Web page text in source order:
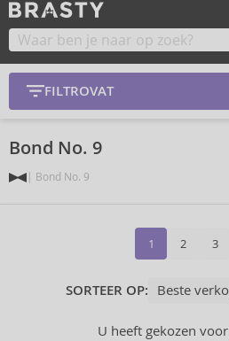
FILTROVAT
Bond No. 9
Bond No. 9
1 2 3
SORTEER OP:
U heeft gekozen voor